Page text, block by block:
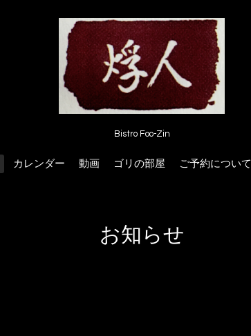
Bistro Foo-Zin
カレンダー 動画 ゴリの部屋 ご予約について
お知らせ